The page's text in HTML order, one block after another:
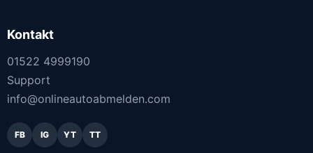
Kontakt
01522 4999190
Support
info@onlineautoabmelden.com
FB IG YT TT